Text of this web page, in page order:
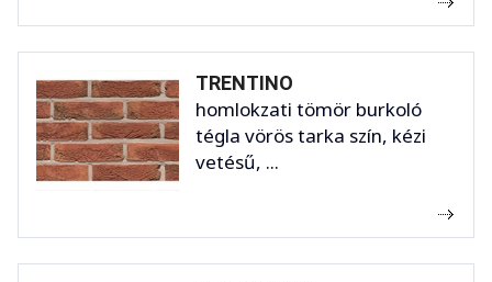
TRENTINO
homlokzati tömör burkoló
tégla vörös tarka szín, kézi
vetésű, ...